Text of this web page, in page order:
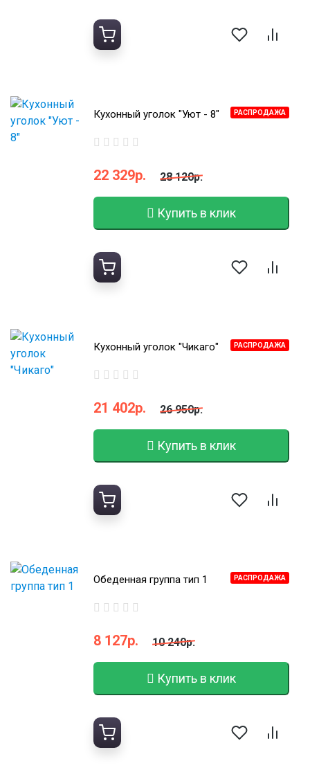
РАСПРОДАЖА
Кухонный уголок "Уют - 8"
22 329р. 28 120р.
Купить в клик
РАСПРОДАЖА
Кухонный уголок "Чикаго"
21 402р. 26 950р.
Купить в клик
РАСПРОДАЖА
Обеденная группа тип 1
8 127р. 10 240р.
Купить в клик